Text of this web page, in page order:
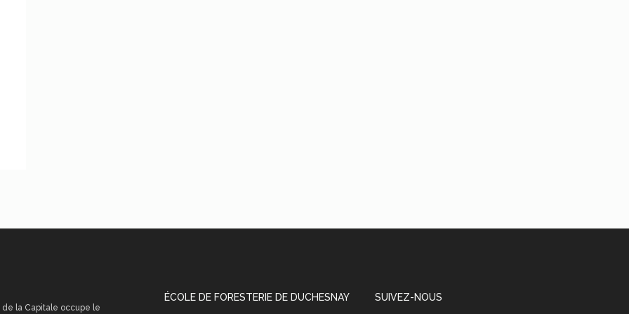
la Capitale occupe le
ÉCOLE DE FORESTERIE DE DUCHESNAY SUIVEZ-NOUS